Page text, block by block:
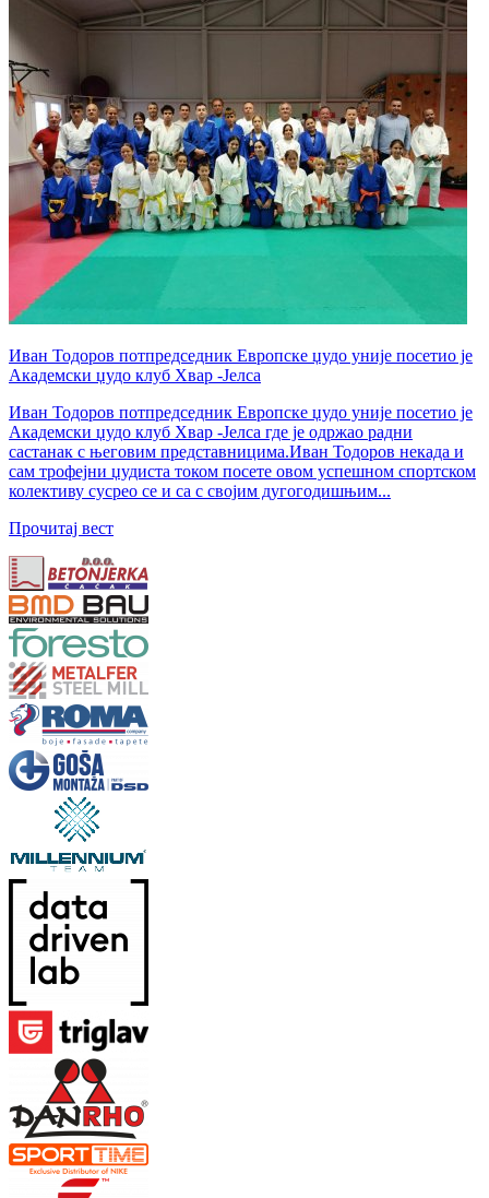
Иван Тодоров потпредседник Европске џудо уније посетио је
Академски џудо клуб Хвар -Јелса
Иван Тодоров потпредседник Европске џудо уније посетио је
Академски џудо клуб Хвар -Јелса где је одржао радни
састанак с његовим представницима.Иван Тодоров некада и
сам трофејни џудиста током посете овом успешном спортском
колективу сусрео се и са с својим дугогодишњим...
Прочитај вест